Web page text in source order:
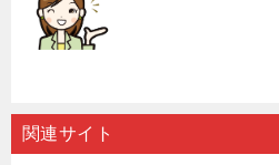
関連サイト